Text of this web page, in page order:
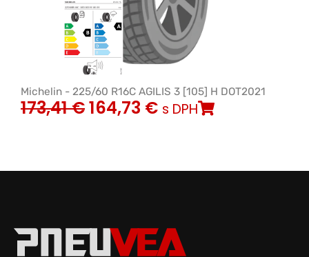
Michelin - 225/60 R16C AGILIS 3 [105] H DOT2021
173,41€164,73 € s DPH